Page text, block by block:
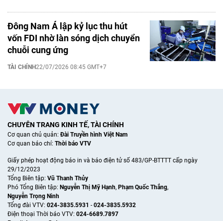
Đông Nam Á lập kỷ lục thu hút
vốn FDI nhờ làn sóng dịch chuyển
chuỗi cung ứng
TÀI CHÍNH22/07/2026 08:45 GMT+7
CHUYÊN TRANG KINH TẾ, TÀI CHÍNH
Cơ quan chủ quản:Đài Truyền hình Việt Nam
Cơ quan báo chí: Thời báo VTV
Giấy phép hoạt động báo in và báo điện tử số 483/GP-BTTTT cấp ngày
29/12/2023
Tổng Biên tập: Vũ Thanh Thủy
Phó Tổng Biên tập: Nguyễn Thị Mỹ Hạnh, Phạm Quốc Thắng,
Nguyễn Trọng Ninh
Tổng đài VTV: 024-3835.5931 - 024-3835.5932
Ðiện thoại Thời báo VTV: 024-6689.7897